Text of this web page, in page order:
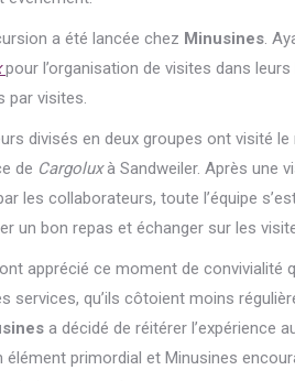
a été lancée chez Minusines .
pour l’organisation de visites dans
par visites.
divisés en deux groupes ont visité le
de Cargoluxà Sandweiler. Après une
les collaborateurs, toute l’équipe
un bon repas et échanger sur les
apprécié ce moment de convivialité
services, qu’ils côtoient moins
a décidé de réitérer l’expérience
élément primordial et Minusines